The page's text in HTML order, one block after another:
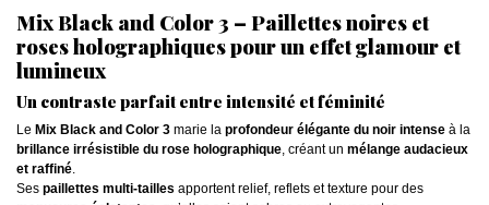
Mix Black and Color 3 – Paillettes noires et
roses holographiques pour un effet glamour et
lumineux
Un contraste parfait entre intensité et féminité
Le Mix Black and Color 3 marie la profondeur élégante du noir intense à la
brillance irrésistible du rose holographique, créant un mélange audacieux
et raffiné.
Ses paillettes multi-tailles apportent relief, reflets et texture pour des